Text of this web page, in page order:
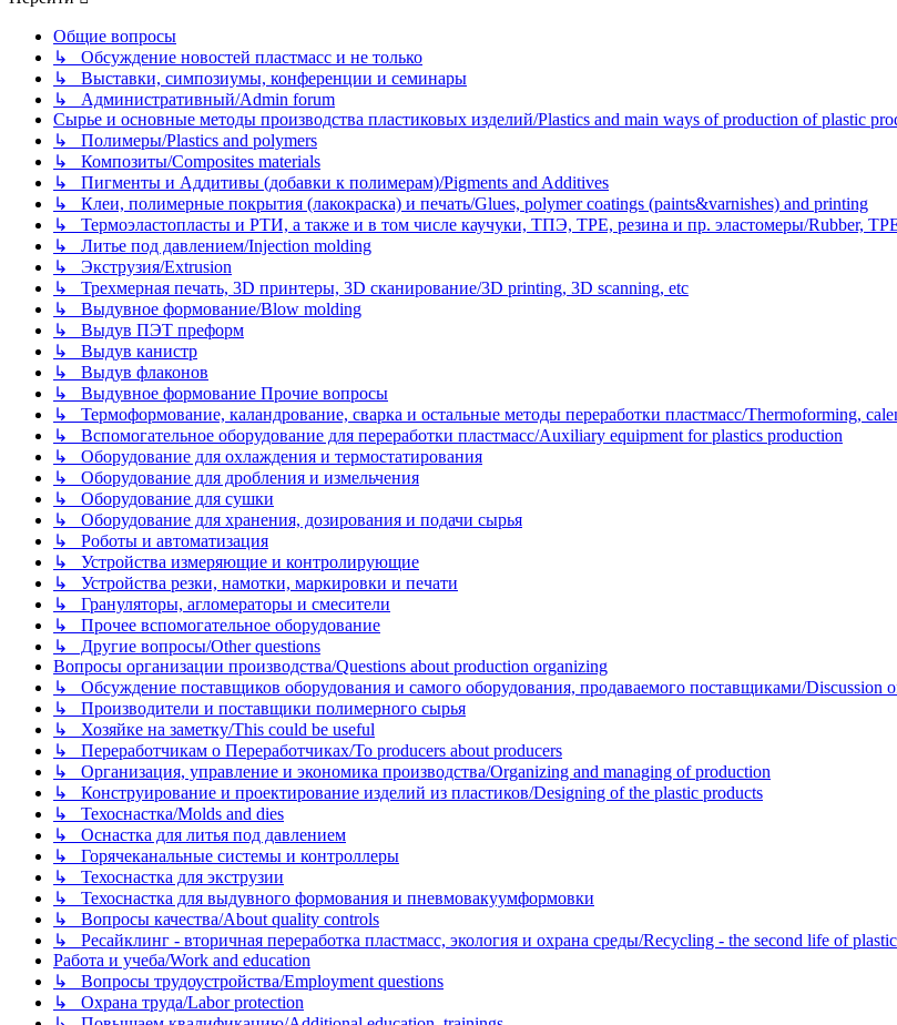
Общие вопросы
↳ Обсуждение новостей пластмасс и не только
↳ Выставки, симпозиумы, конференции и семинары
↳ Административный/Admin forum
Сырье и основные методы производства пластиковых изделий/Plastics and main ways of production of plastic
↳ Полимеры/Plastics and polymers
↳ Композиты/Сomposites materials
↳ Пигменты и Аддитивы (добавки к полимерам)/Pigments and Additives
↳ Клеи, полимерные покрытия (лакокраска) и печать/Glues, polymer coatings (paints&varnishes) and printing
↳ Термоэластопласты и РТИ, а также и в том числе каучуки, ТПЭ, TPE, резина и пр. эластомеры/Rubber,
↳ Литье под давлением/Injection molding
↳ Экструзия/Extrusion
↳ Трехмерная печать, 3D принтеры, 3D сканирование/3D printing, 3D scanning, etc
↳ Выдувное формование/Blow molding
↳ Выдув ПЭТ преформ
↳ Выдув канистр
↳ Выдув флаконов
↳ Выдувное формование Прочие вопросы
↳ Термоформование, каландрование, сварка и остальные методы переработки пластмасс/Thermoforming,
↳ Вспомогательное оборудование для переработки пластмасс/Auxiliary equipment for plastics production
↳ Оборудование для охлаждения и термостатирования
↳ Оборудование для дробления и измельчения
↳ Оборудование для сушки
↳ Оборудование для хранения, дозирования и подачи сырья
↳ Роботы и автоматизация
↳ Устройства измеряющие и контролирующие
↳ Устройства резки, намотки, маркировки и печати
↳ Грануляторы, агломераторы и смесители
↳ Прочее вспомогательное оборудование
↳ Другие вопросы/Other questions
Вопросы организации производства/Questions about production organizing
↳ Обсуждение поставщиков оборудования и самого оборудования, продаваемого поставщиками/Discussion
↳ Производители и поставщики полимерного сырья
↳ Хозяйке на заметку/This could be useful
↳ Переработчикам о Переработчиках/To producers about producers
↳ Организация, управление и экономика производства/Organizing and managing of production
↳ Конструирование и проектирование изделий из пластиков/Designing of the plastic products
↳ Техоснастка/Molds and dies
↳ Оснастка для литья под давлением
↳ Горячеканальные системы и контроллеры
↳ Техоснастка для экструзии
↳ Техоснастка для выдувного формования и пневмовакуумформовки
↳ Вопросы качества/About quality controls
↳ Ресайклинг - вторичная переработка пластмасс, экология и охрана среды/Recycling - the second life of
Работа и учеба/Work and education
↳ Вопросы трудоустройства/Employment questions
↳ Охрана труда/Labor protection